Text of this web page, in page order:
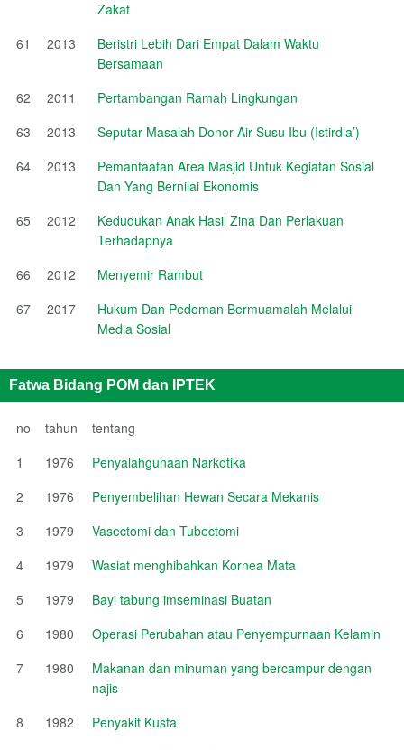
Zakat
61
2013
Beristri Lebih Dari Empat Dalam Waktu
Bersamaan
62
2011
Pertambangan Ramah Lingkungan
63
2013
Seputar Masalah Donor Air Susu Ibu (Istirdla’)
64
2013
Pemanfaatan Area Masjid Untuk Kegiatan Sosial
Dan Yang Bernilai Ekonomis
65
2012
Kedudukan Anak Hasil Zina Dan Perlakuan
Terhadapnya
66
2012
Menyemir Rambut
67
2017
Hukum Dan Pedoman Bermuamalah Melalui
Media Sosial
Fatwa Bidang POM dan IPTEK
no tahun
tentang
1
1976
Penyalahgunaan Narkotika
2
1976
Penyembelihan Hewan Secara Mekanis
3
1979
Vasectomi dan Tubectomi
4
1979
Wasiat menghibahkan Kornea Mata
5
1979
Bayi tabung imseminasi Buatan
6
1980
Operasi Perubahan atau Penyempurnaan Kelamin
7
1980
Makanan dan minuman yang bercampur dengan
najis
8
1982
Penyakit Kusta